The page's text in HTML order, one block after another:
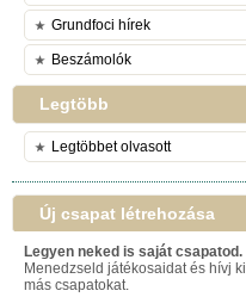
Grundfoci hírek
Beszámolók
Legtöbb
Legtöbbet olvasott
Új csapat létrehozása
Legyen neked is saját csapatod.
Menedzseld játékosaidat és hívj ki
más csapatokat.